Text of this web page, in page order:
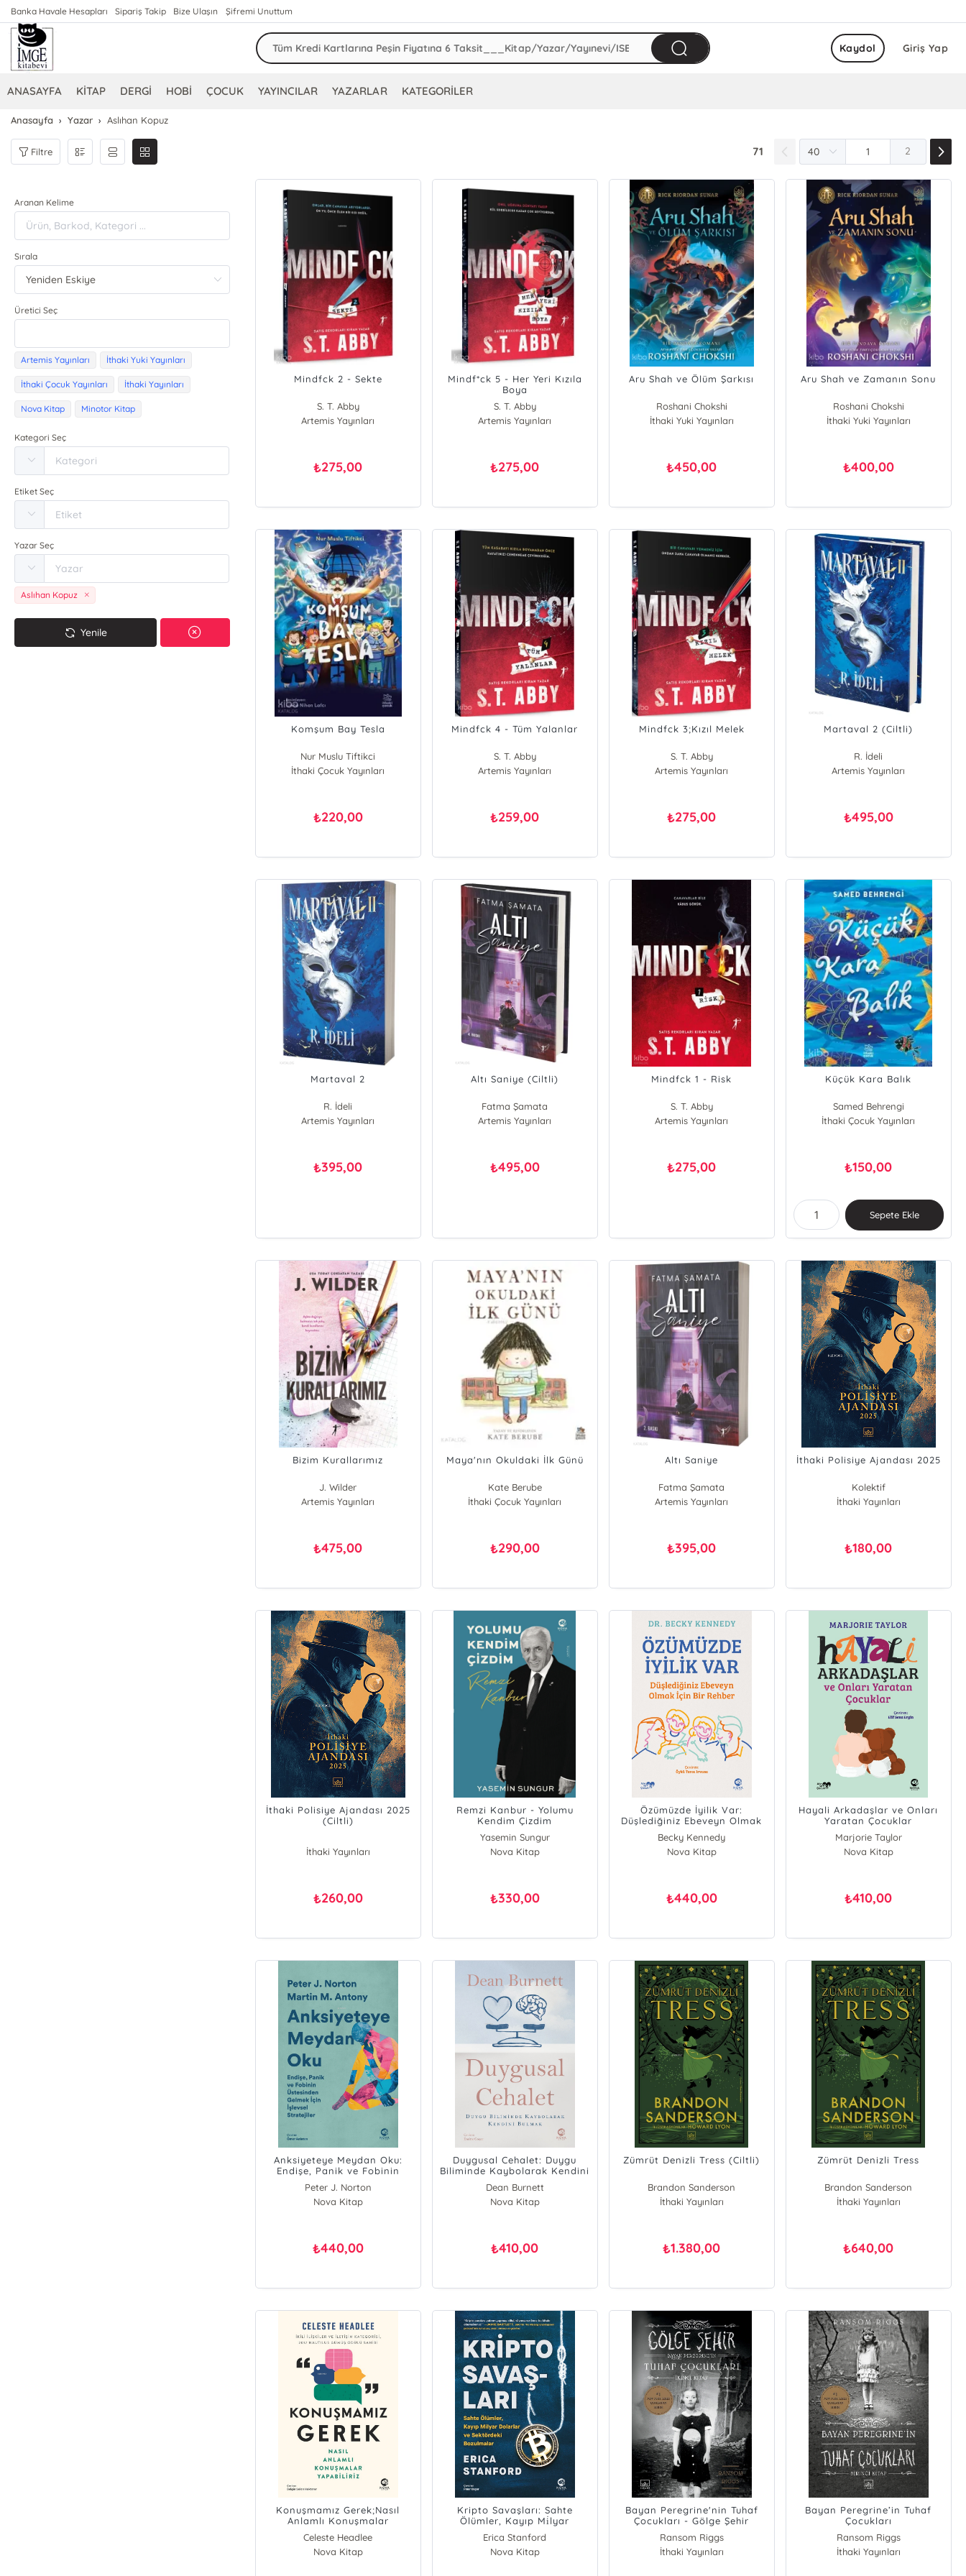
Banka Havale Hesapları Sipariş Takip Bize Ulaşın Şifremi Unuttum
Giriş Yap
Kaydol
ANASAYFA KİTAP DERGİ HOBİ ÇOCUK YAYINCILAR YAZARLAR KATEGORİLER
Anasayfa Yazar Aslıhan Kopuz
Filtre 71 2
Aranan Kelime
Sırala
Üretici Seç
Artemis Yayınları İthaki Yuki Yayınları
İthaki Çocuk Yayınları İthaki Yayınları
Nova Kitap Minotor Kitap
Kategori Seç
Etiket Seç
Yazar Seç
Aslıhan Kopuz
Yenile
Mindfck 2 - Sekte
S. T. Abby
Artemis Yayınları
₺275,00
Mindf*ck 5 - Her Yeri Kızıla
Boya
S. T. Abby
Artemis Yayınları
₺275,00
Aru Shah ve Ölüm Şarkısı
Roshani Chokshi
İthaki Yuki Yayınları
₺450,00
Aru Shah ve Zamanın Sonu
Roshani Chokshi
İthaki Yuki Yayınları
₺400,00
Komşum Bay Tesla
Nur Muslu Tiftikci
İthaki Çocuk Yayınları
₺220,00
Mindfck 4 - Tüm Yalanlar
S. T. Abby
Artemis Yayınları
₺259,00
Mindfck 3;Kızıl Melek
S. T. Abby
Artemis Yayınları
₺275,00
Martaval 2 (Ciltli)
R. İdeli
Artemis Yayınları
₺495,00
Martaval 2
R. İdeli
Artemis Yayınları
₺395,00
Altı Saniye (Ciltli)
Fatma Şamata
Artemis Yayınları
₺495,00
Mindfck 1 - Risk
S. T. Abby
Artemis Yayınları
₺275,00
Küçük Kara Balık
Samed Behrengi
İthaki Çocuk Yayınları
₺150,00
Sepete Ekle
Bizim Kurallarımız
J. Wilder
Artemis Yayınları
₺475,00
Maya'nın Okuldaki İlk Günü
Kate Berube
İthaki Çocuk Yayınları
₺290,00
Altı Saniye
Fatma Şamata
Artemis Yayınları
₺395,00
İthaki Polisiye Ajandası 2025
Kolektif
İthaki Yayınları
₺180,00
İthaki Polisiye Ajandası 2025
(Ciltli)
İthaki Yayınları
₺260,00
Remzi Kanbur - Yolumu
Kendim Çizdim
Yasemin Sungur
Nova Kitap
₺330,00
Özümüzde İyilik Var:
Düşlediğiniz Ebeveyn Olmak
İçin Bir Rehber
Becky Kennedy
Nova Kitap
₺440,00
Hayali Arkadaşlar ve Onları
Yaratan Çocuklar
Marjorie Taylor
Nova Kitap
₺410,00
Anksiyeteye Meydan Oku:
Endişe, Panik ve Fobinin
İşlevsel Stratejiler
Peter J. Norton
Martin M. Antony
Nova Kitap
₺440,00
Duygusal Cehalet: Duygu
Biliminde Kaybolarak Kendini
Dean Burnett
Nova Kitap
₺410,00
Zümrüt Denizli Tress (Ciltli)
Brandon Sanderson
İthaki Yayınları
₺1.380,00
Zümrüt Denizli Tress
Brandon Sanderson
İthaki Yayınları
₺640,00
Konuşmamız Gerek;Nasıl
Anlamlı Konuşmalar
Yapabiliriz
Celeste Headlee
Nova Kitap
Kripto Savaşları: Sahte
Ölümler, Kayıp Mi̇lyar
Dolarlar ve Sektördeki̇
Bozulmalar
Erica Stanford
Nova Kitap
Bayan Peregrine'nin Tuhaf
Çocukları - Gölge Şehir
Ransom Riggs
İthaki Yayınları
Bayan Peregrine’in Tuhaf
Çocukları
Ransom Riggs
İthaki Yayınları